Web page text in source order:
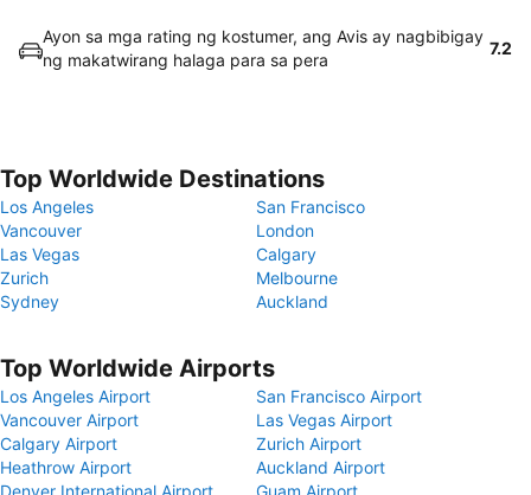
Ayon sa mga rating ng kostumer, ang Avis ay nagbibigay
ng makatwirang halaga para sa pera
7.2
Top Worldwide Destinations
Los Angeles
San Francisco
Vancouver
London
Las Vegas
Calgary
Zurich
Melbourne
Sydney
Auckland
Top Worldwide Airports
Los Angeles Airport
San Francisco Airport
Vancouver Airport
Las Vegas Airport
Calgary Airport
Zurich Airport
Heathrow Airport
Auckland Airport
Denver International Airport
Guam Airport